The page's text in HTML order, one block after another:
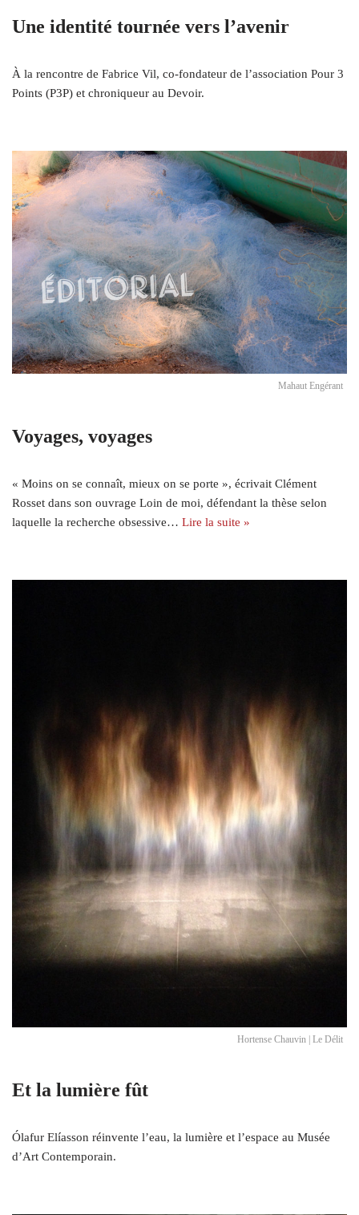
Une identité tournée vers l’avenir
À la rencontre de Fabrice Vil, co-fondateur de l’association Pour 3
Points (P3P) et chroniqueur au Devoir.
Mahaut Engérant
Voyages, voyages
« Moins on se connaît, mieux on se porte », écrivait Clément
Rosset dans son ouvrage Loin de moi, défendant la thèse selon
laquelle la recherche obsessive… Lire la suite »
Hortense Chauvin | Le Délit
Et la lumière fût
Ólafur Elíasson réinvente l’eau, la lumière et l’espace au Musée
d’Art Contemporain.